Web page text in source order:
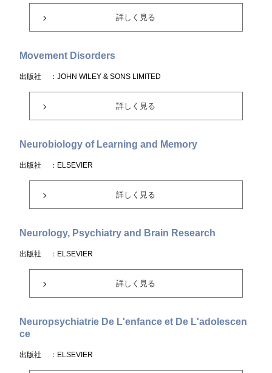
詳しく見る
Movement Disorders
出版社 ：JOHN WILEY & SONS LIMITED
詳しく見る
Neurobiology of Learning and Memory
出版社 ：ELSEVIER
詳しく見る
Neurology, Psychiatry and Brain Research
出版社 ：ELSEVIER
詳しく見る
Neuropsychiatrie De L'enfance et De L'adolescen
ce
出版社 ：ELSEVIER